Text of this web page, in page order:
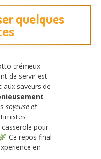
quelques
crémeux
de servir est
aux saveurs de
.
soyeuse et
pour
Ce repos final
en